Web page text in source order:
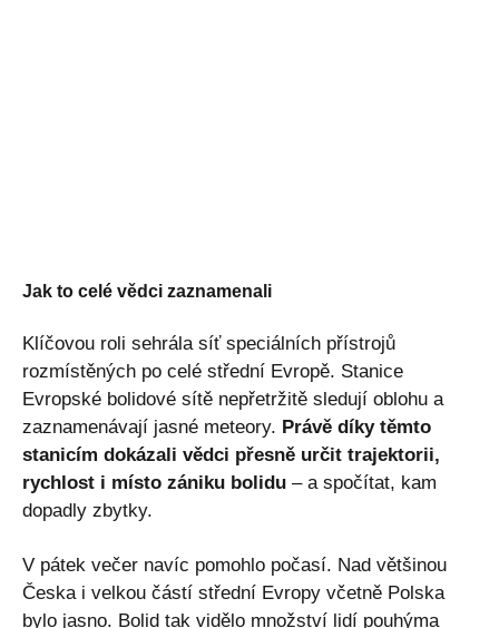
Jak to celé vědci zaznamenali
Klíčovou roli sehrála síť speciálních přístrojů
rozmístěných po celé střední Evropě. Stanice
Evropské bolidové sítě nepřetržitě sledují oblohu a
zaznamenávají jasné meteory. Právě díky těmto
stanicím dokázali vědci přesně určit trajektorii,
rychlost i místo zániku bolidu – a spočítat, kam
dopadly zbytky.
V pátek večer navíc pomohlo počasí. Nad většinou
Česka i velkou částí střední Evropy včetně Polska
bylo jasno. Bolid tak vidělo množství lidí pouhýma